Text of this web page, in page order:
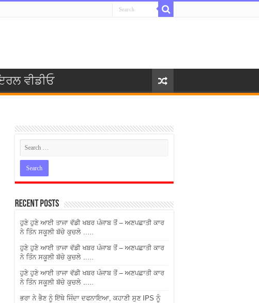
ਵੀਡੀਓ
Recent Posts
ਹੁਣੇ ਹੁਣੇ ਆਈ ਤਾਜਾ ਵੱਡੀ ਖਬਰ ਪੰਜਾਬ ਤੋਂ – ਅਣਪਛਾਤੀ ਕਾਰ
ਨੇ ਤਿੰਨ ਸਕੂਲੀ ਬੱਚੇ ਕੁਚਲੇ …..
ਹੁਣੇ ਹੁਣੇ ਆਈ ਤਾਜਾ ਵੱਡੀ ਖਬਰ ਪੰਜਾਬ ਤੋਂ – ਅਣਪਛਾਤੀ ਕਾਰ
ਨੇ ਤਿੰਨ ਸਕੂਲੀ ਬੱਚੇ ਕੁਚਲੇ …..
ਹੁਣੇ ਹੁਣੇ ਆਈ ਤਾਜਾ ਵੱਡੀ ਖਬਰ ਪੰਜਾਬ ਤੋਂ – ਅਣਪਛਾਤੀ ਕਾਰ
ਨੇ ਤਿੰਨ ਸਕੂਲੀ ਬੱਚੇ ਕੁਚਲੇ …..
ਭਰਾ ਨੇ ਭੈਣ ਨੂੰ ਇੱਥੇ ਜਿੰਦਾ ਦਫਨਾਇਆ, ਕਹਾਣੀ ਸੁਣ IPS ਨੂੰ